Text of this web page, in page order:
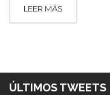
LEER MÁS
ÚLTIMOS TWEETS